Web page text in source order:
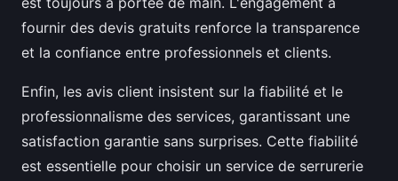
fournir des devis gratuits renforce la transparence
et la confiance entre professionnels et clients.
Enfin, les avis client insistent sur la fiabilité et le
professionnalisme des services, garantissant une
satisfaction garantie sans surprises. Cette fiabilité
est essentielle pour choisir un service de serrurerie